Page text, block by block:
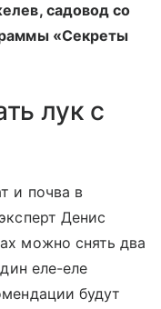
садовод со
«Секреты
лук с
и почва в
Денис
можно снять два
еле-еле
будут